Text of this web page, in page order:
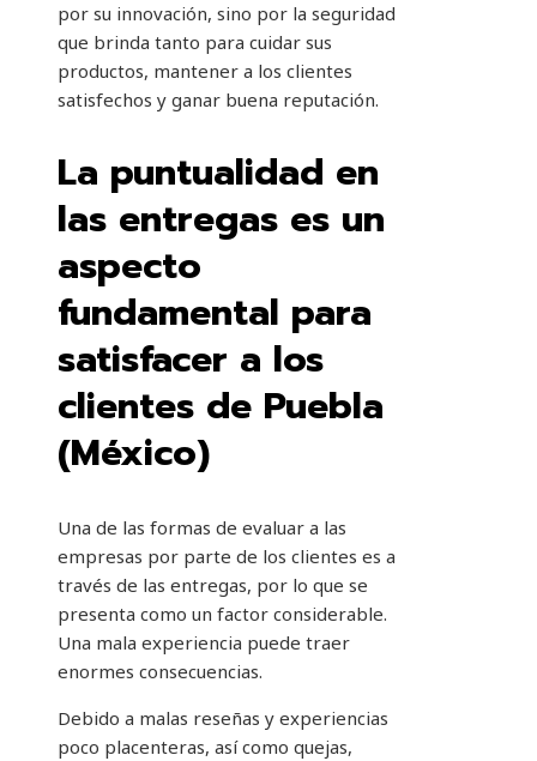
por su innovación, sino por la seguridad
que brinda tanto para cuidar sus
productos, mantener a los clientes
satisfechos y ganar buena reputación.
La puntualidad en
las entregas es un
aspecto
fundamental para
satisfacer a los
clientes de Puebla
(México)
Una de las formas de evaluar a las
empresas por parte de los clientes es a
través de las entregas, por lo que se
presenta como un factor considerable.
Una mala experiencia puede traer
enormes consecuencias.
Debido a malas reseñas y experiencias
poco placenteras, así como quejas,